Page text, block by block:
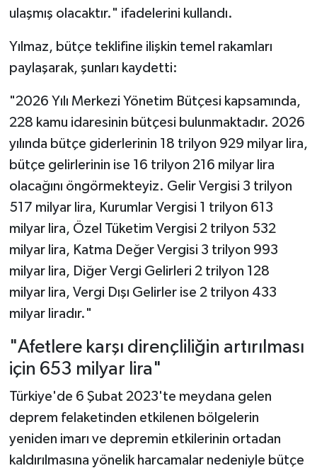
ulaşmış olacaktır." ifadelerini kullandı.
Yılmaz, bütçe teklifine ilişkin temel rakamları
paylaşarak, şunları kaydetti:
"2026 Yılı Merkezi Yönetim Bütçesi kapsamında,
228 kamu idaresinin bütçesi bulunmaktadır. 2026
yılında bütçe giderlerinin 18 trilyon 929 milyar lira,
bütçe gelirlerinin ise 16 trilyon 216 milyar lira
olacağını öngörmekteyiz. Gelir Vergisi 3 trilyon
517 milyar lira, Kurumlar Vergisi 1 trilyon 613
milyar lira, Özel Tüketim Vergisi 2 trilyon 532
milyar lira, Katma Değer Vergisi 3 trilyon 993
milyar lira, Diğer Vergi Gelirleri 2 trilyon 128
milyar lira, Vergi Dışı Gelirler ise 2 trilyon 433
milyar liradır."
"Afetlere karşı dirençliliğin artırılması
için 653 milyar lira"
Türkiye'de 6 Şubat 2023'te meydana gelen
deprem felaketinden etkilenen bölgelerin
yeniden imarı ve depremin etkilerinin ortadan
kaldırılmasına yönelik harcamalar nedeniyle bütçe